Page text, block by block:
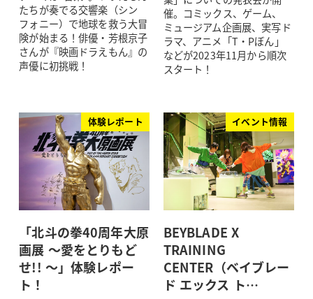
たちが奏でる交響楽（シン
フォニー）で地球を救う大冒
険が始まる！俳優・芳根京子
さんが『映画ドラえもん』の
声優に初挑戦！
催。コミックス、ゲーム、
ミュージアム企画展、実写ド
ラマ、アニメ「T・Pぼん」
などが2023年11月から順次
スタート！
体験レポート
「北斗の拳40周年大原
画展 ～愛をとりもど
せ!! ～」体験レポー
ト！
イベント情報
BEYBLADE X
TRAINING
CENTER（ベイブレー
ド エックス ト…